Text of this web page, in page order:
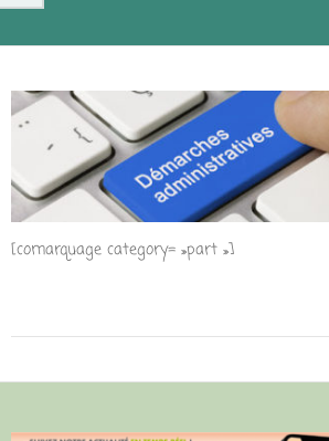
[comarquage category= »part »]